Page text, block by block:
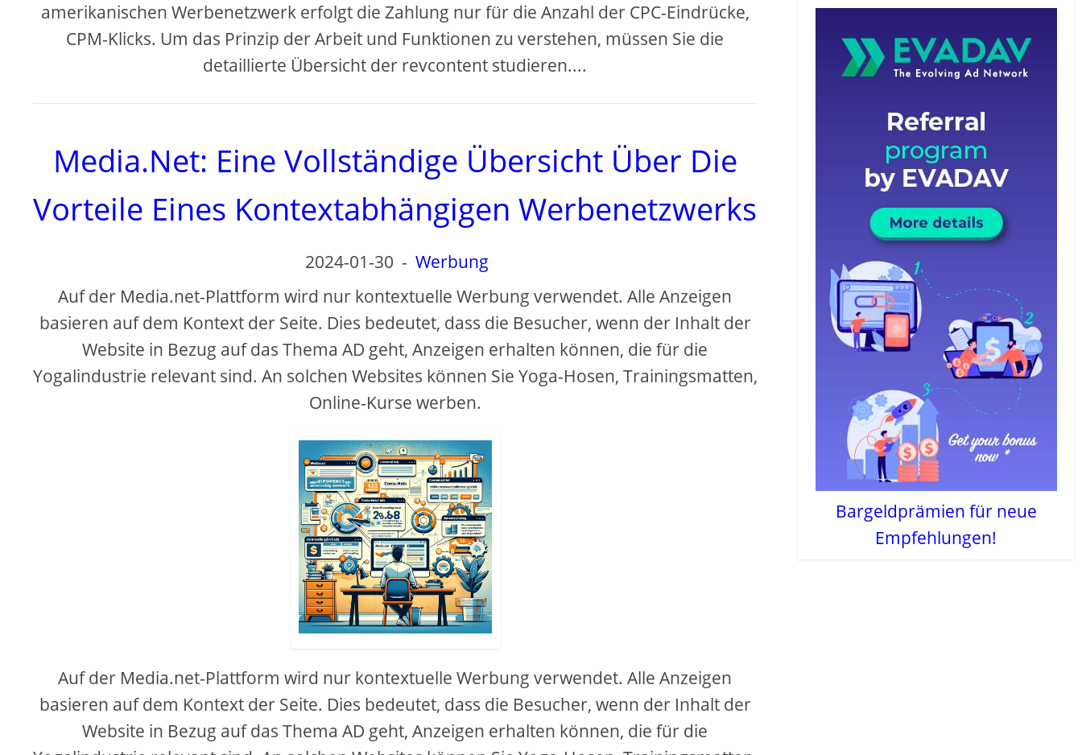
amerikanischen Werbenetzwerk erfolgt die Zahlung nur für die Anzahl der CPC-Eindrücke,
CPM-Klicks. Um das Prinzip der Arbeit und Funktionen zu verstehen, müssen Sie die
detaillierte Übersicht der revcontent studieren....
Media.Net: Eine Vollständige Übersicht Über Die
Vorteile Eines Kontextabhängigen Werbenetzwerks
2024-01-30 -Werbung
Auf der Media.net-Plattform wird nur kontextuelle Werbung verwendet. Alle Anzeigen
basieren auf dem Kontext der Seite. Dies bedeutet, dass die Besucher, wenn der Inhalt der
Website in Bezug auf das Thema AD geht, Anzeigen erhalten können, die für die
Yogalindustrie relevant sind. An solchen Websites können Sie Yoga-Hosen, Trainingsmatten,
Online-Kurse werben.
Auf der Media.net-Plattform wird nur kontextuelle Werbung verwendet. Alle Anzeigen
basieren auf dem Kontext der Seite. Dies bedeutet, dass die Besucher, wenn der Inhalt der
Website in Bezug auf das Thema AD geht, Anzeigen erhalten können, die für die
Bargeldprämien für neue
Empfehlungen!